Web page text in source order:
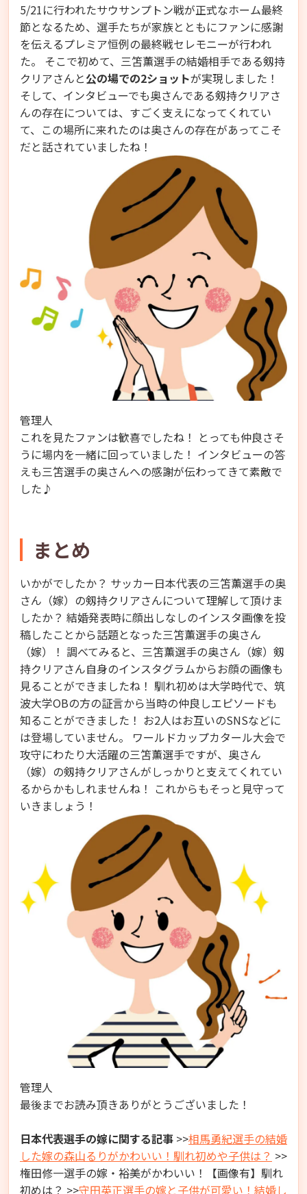
5/21に行われたサウサンプトン戦が正式なホーム最終
節となるため、選手たちが家族とともにファンに感謝
を伝えるプレミア恒例の最終戦セレモニーが行われ
た。 そこで初めて、三笘薫選手の結婚相手である剱持
クリアさんと公の場での2ショットが実現しました！
そして、インタビューでも奥さんである剱持クリアさ
んの存在については、すごく支えになってくれてい
て、この場所に来れたのは奥さんの存在があってこそ
だと話されていましたね！
管理人
これを見たファンは歓喜でしたね！ とっても仲良さそ
うに場内を一緒に回っていました！ インタビューの答
えも三笘選手の奥さんへの感謝が伝わってきて素敵で
した♪
まとめ
いかがでしたか？ サッカー日本代表の三笘薫選手の奥
さん（嫁）の剱持クリアさんについて理解して頂けま
したか？ 結婚発表時に顔出しなしのインスタ画像を投
稿したことから話題となった三笘薫選手の奥さん
（嫁）！ 調べてみると、三笘薫選手の奥さん（嫁）剱
持クリアさん自身のインスタグラムからお顔の画像も
見ることができましたね！ 馴れ初めは大学時代で、筑
波大学OBの方の証言から当時の仲良しエピソードも
知ることができました！ お2人はお互いのSNSなどに
は登場していません。 ワールドカップカタール大会で
攻守にわたり大活躍の三笘薫選手ですが、奥さん
（嫁）の剱持クリアさんがしっかりと支えてくれてい
るからかもしれませんね！ これからもそっと見守って
いきましょう！
管理人
最後までお読み頂きありがとうございました！
日本代表選手の嫁に関する記事 >>相馬勇紀選手の結婚
した嫁の森山るりがかわいい！馴れ初めや子供は？ >>
権田修一選手の嫁・裕美がかわいい！【画像有】馴れ
初めは？ >>守田英正選手の嫁と子供が可愛い！結婚し